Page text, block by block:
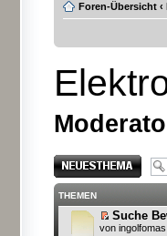
Foren-Übersicht ‹
Neues Thema
erstellen
THEMEN
Suche
von ingolfomas